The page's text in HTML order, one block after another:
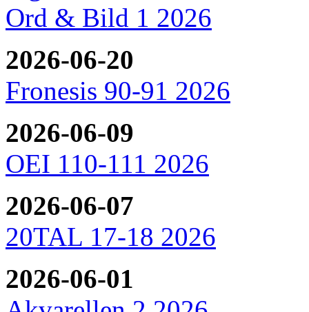
Ord & Bild 1 2026
2026-06-20
Fronesis 90-91 2026
2026-06-09
OEI 110-111 2026
2026-06-07
20TAL 17-18 2026
2026-06-01